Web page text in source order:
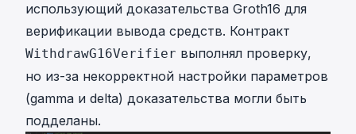
использующий доказательства Groth16 для
верификации вывода средств. Контракт
WithdrawG16Verifier выполнял проверку,
но из-за некорректной настройки параметров
(gamma и delta) доказательства могли быть
подделаны.